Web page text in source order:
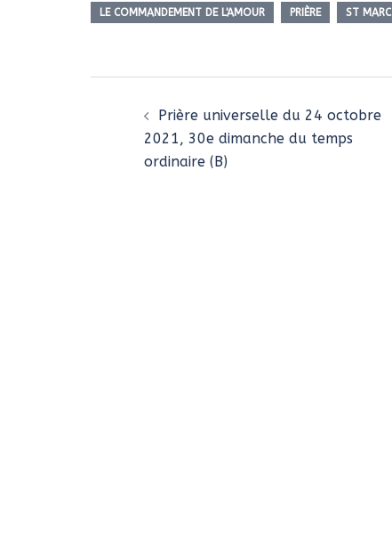
LE COMMANDEMENT DE L'AMOUR PRIÈRE ST MARC
d’articlePrière universelle du 24 octobre
2021, 30e dimanche du temps
ordinaire (B)